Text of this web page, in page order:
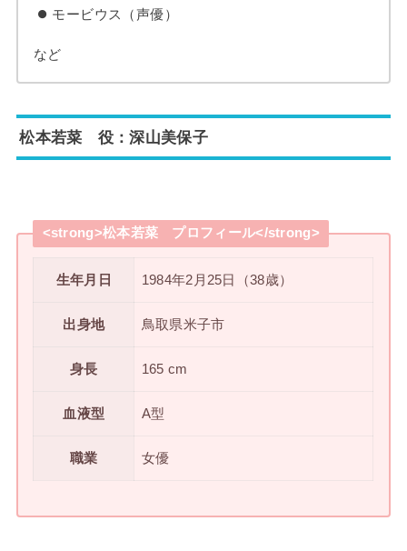
モービウス（声優）
など
松本若菜 役：深山美保子
<strong>松本若菜 プロフィール</strong>
生年月日 1984年2月25日（38歳）
出身地 鳥取県米子市
身長 165 cm
血液型 A型
職業 女優